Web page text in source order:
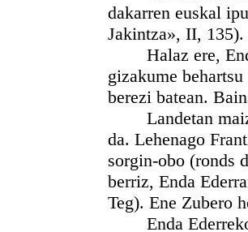
dakarren euskal
Jakintza», II, 135).
Halaz ere, Enda
gizakume
berezi batean.
Landetan maiz
da. Lehenago
sorgin-obo (ronds
berriz, Enda
Teg). Ene Zubero
Enda